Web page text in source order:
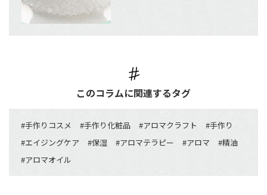
このコラムに関連するタグ
#手作りコスメ #手作り化粧品 #アロマクラフト #手作り
#エイジングケア #保湿 #アロマテラピー #アロマ #精油
#アロマオイル